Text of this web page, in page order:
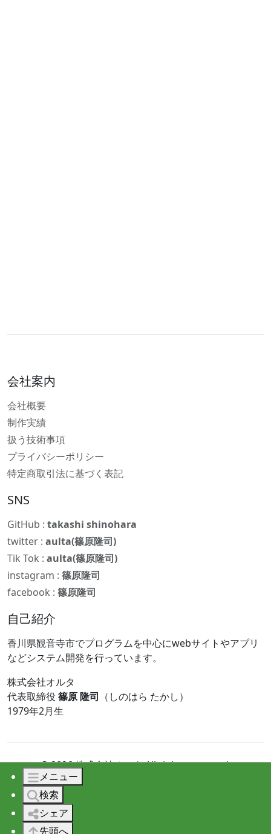
会社案内
会社概要
制作実績
扱う技術事項
プライバシーポリシー
特定商取引法に基づく表記
SNS
GitHub : takashi shinohara
twitter : aulta(篠原隆司)
Tik Tok : aulta(篠原隆司)
instagram : 篠原隆司
facebook : 篠原隆司
自己紹介
香川県観音寺市でプログラムを中心にwebサイトやアプリ
などシステム開発を行っています。
株式会社オルタ
代表取締役 篠原 隆司 （しのはら たかし）
1979年2月生
© 2026 株式会社オルタ All rights reserved.
メニュー
検索
シェア
先頭へ